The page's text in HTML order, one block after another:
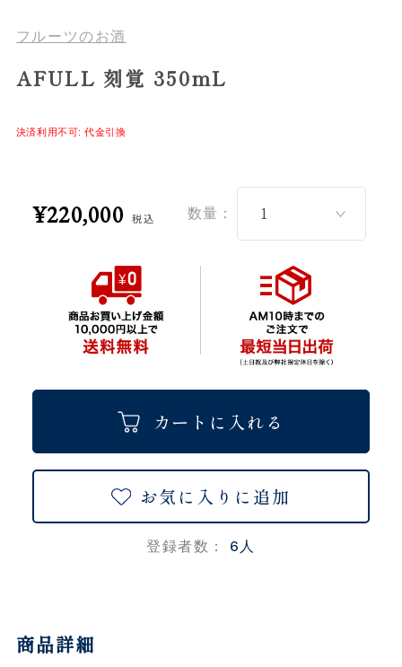
フルーツのお酒
AFULL 刻覚 350mL
決済利用不可: 代金引換
¥220,000 税込 数量：
カートに入れる
お気に入りに追加
登録者数： 6人
商品詳細